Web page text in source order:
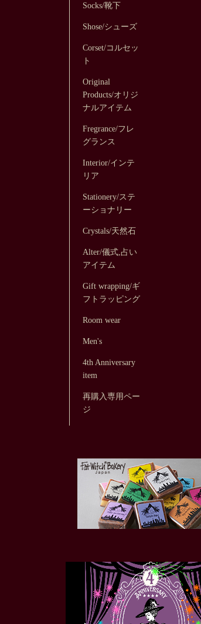
Socks/靴下
Shose/シューズ
Corset/コルセッ
ト
Original
Products/オリジ
ナルアイテム
Fregrance/フレ
グランス
Interior/インテ
リア
Stationery/ステ
ーショナリー
Crystals/天然石
Alter/儀式,占い
アイテム
Gift wrapping/ギ
フトラッピング
Room wear
Men's
4th Anniversary
item
再購入専用ペー
ジ